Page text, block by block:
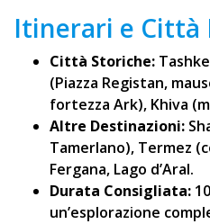
Itinerari e Città
Città Storiche:
(Piazza Registan,
fortezza Ark), Khiva
Altre Destinazioni:
Tamerlano), Termez
Fergana, Lago d’Aral.
Durata Consigliata:
un’esplorazione